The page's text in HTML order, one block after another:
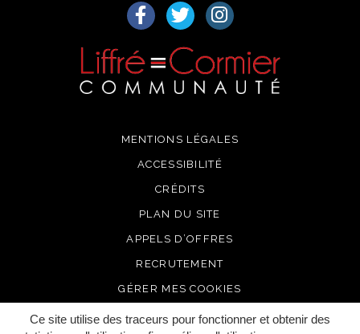
Ce site utilise des traceurs pour fonctionner et obtenir des
Lien vers le compte Facebook
Lien vers le compte Twitter
Lien vers le compte
MENTIONS LÉGALES
ACCESSIBILITÉ
CRÉDITS
PLAN DU SITE
APPELS D’OFFRES
RECRUTEMENT
GÉRER MES COOKIES